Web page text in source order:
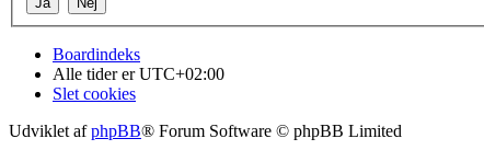
Boardindeks
Alle tider erUTC+02:00
Slet cookies
Udviklet afphpBB® Forum Software © phpBB Limited